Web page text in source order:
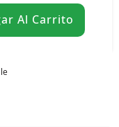
Al Carrito